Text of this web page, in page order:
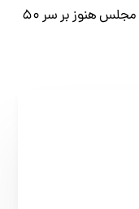
آسیب وارد می‌کند؛ در این میانه دولت و مجلس هنوز بر سر ۵۰